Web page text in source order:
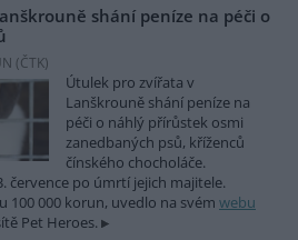
shání peníze na péči o
(ČTK)
Útulek pro zvířata v
Lanškrouně shání peníze na
péči o náhlý přírůstek osmi
zanedbaných psů, kříženců
čínského chocholáče.
července po úmrtí jejich majitele.
100 000 korun, uvedlo na svém webu
Pet Heroes.